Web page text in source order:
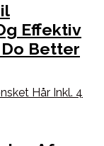
Effektiv
Better